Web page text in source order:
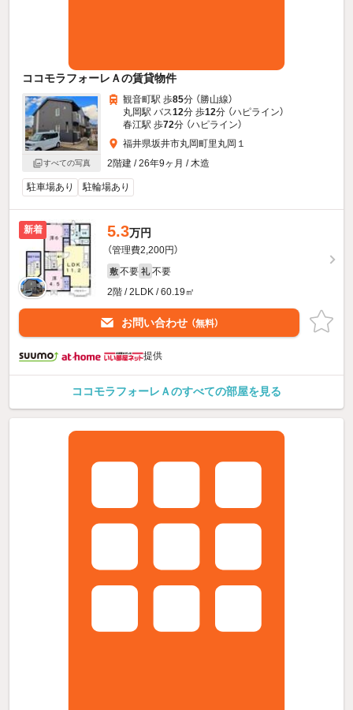
ココモラフォーレＡの賃貸物件
すべての写真
観音町駅 歩85分 （勝山線）
丸岡駅 バス12分 歩12分 （ハピライン）
春江駅 歩72分 （ハピライン）
福井県坂井市丸岡町里丸岡１
2階建 / 26年9ヶ月 / 木造
駐車場あり 駐輪場あり
新着 5.3万円
（管理費2,200円）
敷 不要 礼 不要
2階 / 2LDK / 60.19㎡
お問い合わせ （無料）
提供
ココモラフォーレＡのすべての部屋を見る